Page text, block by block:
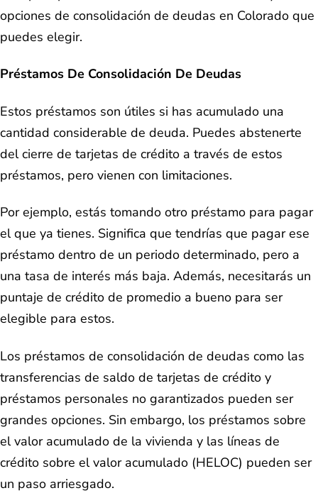
opciones de consolidación de deudas en Colorado que
puedes elegir.
Préstamos De Consolidación De Deudas
Estos préstamos son útiles si has acumulado una
cantidad considerable de deuda. Puedes abstenerte
del cierre de tarjetas de crédito a través de estos
préstamos, pero vienen con limitaciones.
Por ejemplo, estás tomando otro préstamo para pagar
el que ya tienes. Significa que tendrías que pagar ese
préstamo dentro de un periodo determinado, pero a
una tasa de interés más baja. Además, necesitarás un
puntaje de crédito de promedio a bueno para ser
elegible para estos.
Los préstamos de consolidación de deudas como las
transferencias de saldo de tarjetas de crédito y
préstamos personales no garantizados pueden ser
grandes opciones. Sin embargo, los préstamos sobre
el valor acumulado de la vivienda y las líneas de
crédito sobre el valor acumulado (HELOC) pueden ser
un paso arriesgado.